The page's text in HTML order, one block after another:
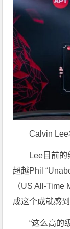
Calvin
Lee目前
超越Phil
（US All-
成这个成就感
“这么高的